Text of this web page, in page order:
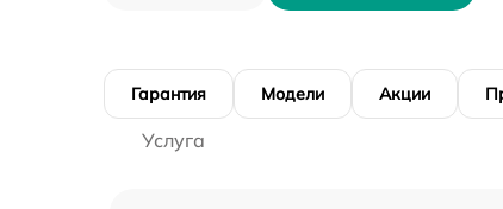
Гарантия Модели Акции
Услуга